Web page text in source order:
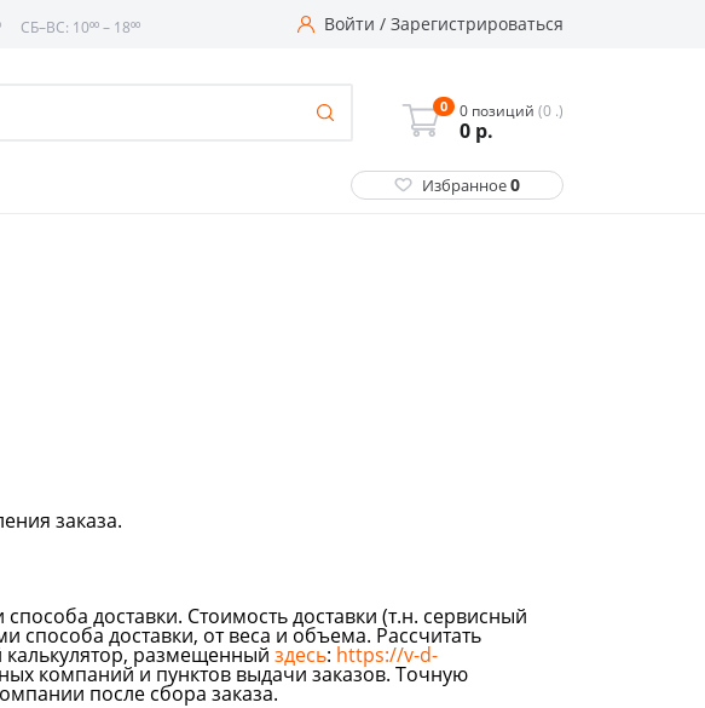
СБ–ВС: 10⁰⁰ – 18⁰⁰ Войти / Зарегистрироваться
0 0 позиций (0 .)
0 р.
Избранное0
заказа.
доставки. Стоимость доставки (т.н. сервисный
способа доставки, от веса и объема. Рассчитать
размещенный здесь: https://v-d-
компаний и пунктов выдачи заказов. Точную
после сбора заказа.